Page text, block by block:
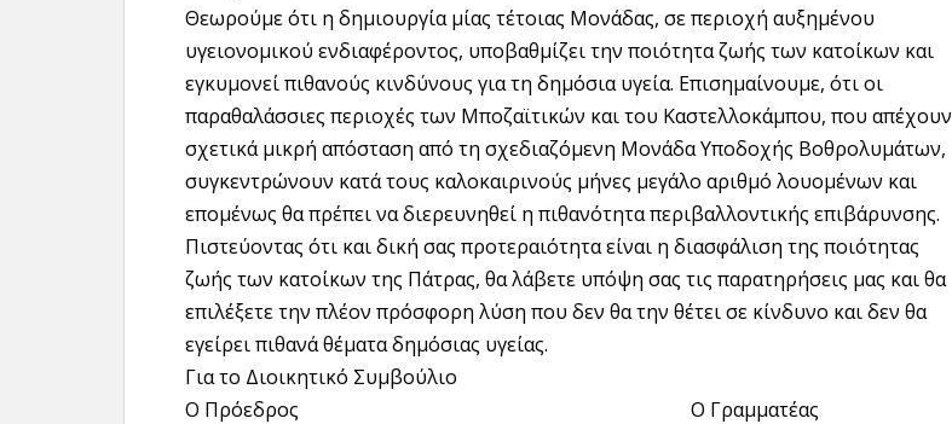
Θεωρούμε ότι η δημιουργία μίας τέτοιας Μονάδας, σε περιοχή αυξημένου
υγειονομικού ενδιαφέροντος, υποβαθμίζει την ποιότητα ζωής των κατοίκων και
εγκυμονεί πιθανούς κινδύνους για τη δημόσια υγεία. Επισημαίνουμε, ότι οι
παραθαλάσσιες περιοχές των Μποζαϊτικών και του Καστελλοκάμπου, που απέχουν
σχετικά μικρή απόσταση από τη σχεδιαζόμενη Μονάδα Υποδοχής Βοθρολυμάτων,
συγκεντρώνουν κατά τους καλοκαιρινούς μήνες μεγάλο αριθμό λουομένων και
επομένως θα πρέπει να διερευνηθεί η πιθανότητα περιβαλλοντικής επιβάρυνσης.
Πιστεύοντας ότι και δική σας προτεραιότητα είναι η διασφάλιση της ποιότητας
ζωής των κατοίκων της Πάτρας, θα λάβετε υπόψη σας τις παρατηρήσεις μας και θα
επιλέξετε την πλέον πρόσφορη λύση που δεν θα την θέτει σε κίνδυνο και δεν θα
εγείρει πιθανά θέματα δημόσιας υγείας.
Για το Διοικητικό Συμβούλιο
Ο Πρόεδρος Ο Γραμματέας